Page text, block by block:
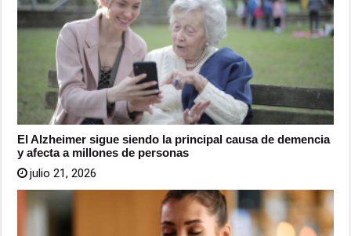
El Alzheimer sigue siendo la principal causa de demencia
y afecta a millones de personas
julio 21, 2026